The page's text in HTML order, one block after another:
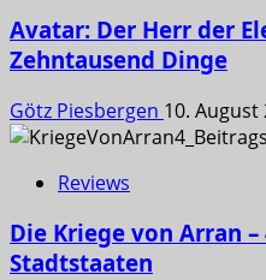
Avatar: Der Herr der
Zehntausend Dinge
Götz Piesbergen 10. August
Reviews
Die Kriege von Arran –
Stadtstaaten